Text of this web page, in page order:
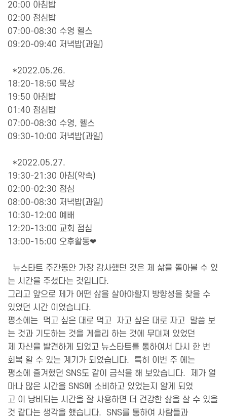
20:00 아침밥
02:00 점심밥
07:00-08:30 수영 헬스
09:20-09:40 저녁밥(과일)
*2022.05.26.
18:20-18:50 묵상
19:50 아침밥
01:40 점심밥
07:00-08:30 수영, 헬스
09:30-10:00 저녁밥(과일)
*2022.05.27.
19:30-21:30 아침(약속)
02:00-02:30 점심
08:00-08:30 저녁밥(과일)
10:30-12:00 예배
12:20-13:00 교회 점심
13:00-15:00 오후활동❤
뉴스타트 주간동안 가장 감사했던 것은 제 삶을 돌아볼 수 있
는 시간을 주셨다는 것입니다.
그리고 앞으로 제가 어떤 삶을 살아야할지 방향성을 찾을 수
있었던 시간 이었습니다.
평소에는 먹고 싶은 대로 먹고 자고 싶은 대로 자고 말씀 보
는 것과 기도하는 것을 게을리 하는 것에 무뎌져 있었던
제 자신을 발견하게 되었고 뉴스타트를 통하여서 다시 한 번
회복 할 수 있는 계기가 되었습니다. 특히 이번 주 에는
평소에 즐겨했던 SNS도 같이 금식을 해 보았습니다. 제가 얼
마나 많은 시간을 SNS에 소비하고 있었는지 알게 되었
고 이 낭비되는 시간을 잘 사용하면 더 건강한 삶을 살 수 있을
것 같다는 생각을 했습니다. SNS를 통하여 사람들과